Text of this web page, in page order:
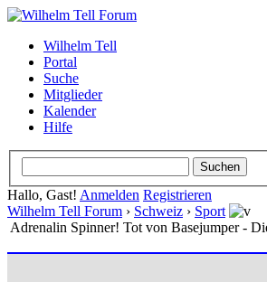
Wilhelm Tell
Portal
Suche
Mitglieder
Kalender
Hilfe
Hallo, Gast! Anmelden Registrieren
Wilhelm Tell Forum › Schweiz › Sport
Adrenalin Spinner! Tot von Basejumper -